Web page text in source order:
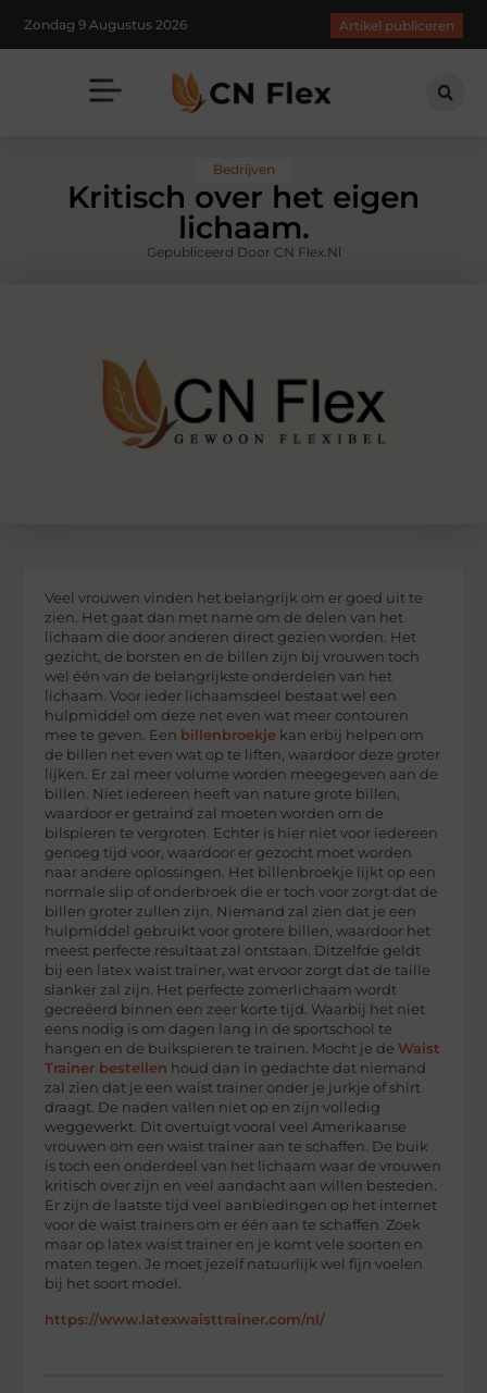
Zondag 9 Augustus 2026 Artikel publiceren
Bedrijven
Kritisch over het eigen
lichaam.
Gepubliceerd Door CN Flex.nl
Veel vrouwen vinden het belangrijk om er goed uit te
zien. Het gaat dan met name om de delen van het
lichaam die door anderen direct gezien worden. Het
gezicht, de borsten en de billen zijn bij vrouwen toch
wel één van de belangrijkste onderdelen van het
lichaam. Voor ieder lichaamsdeel bestaat wel een
hulpmiddel om deze net even wat meer contouren
mee te geven. Een billenbroekje kan erbij helpen om
de billen net even wat op te liften, waardoor deze groter
lijken. Er zal meer volume worden meegegeven aan de
billen. Niet iedereen heeft van nature grote billen,
waardoor er getraind zal moeten worden om de
bilspieren te vergroten. Echter is hier niet voor iedereen
genoeg tijd voor, waardoor er gezocht moet worden
naar andere oplossingen. Het billenbroekje lijkt op een
normale slip of onderbroek die er toch voor zorgt dat de
billen groter zullen zijn. Niemand zal zien dat je een
hulpmiddel gebruikt voor grotere billen, waardoor het
meest perfecte resultaat zal ontstaan. Ditzelfde geldt
bij een latex waist trainer, wat ervoor zorgt dat de taille
slanker zal zijn. Het perfecte zomerlichaam wordt
gecreëerd binnen een zeer korte tijd. Waarbij het niet
eens nodig is om dagen lang in de sportschool te
hangen en de buikspieren te trainen. Mocht je deWaist
Trainer bestellen houd dan in gedachte dat niemand
zal zien dat je een waist trainer onder je jurkje of shirt
draagt. De naden vallen niet op en zijn volledig
weggewerkt. Dit overtuigt vooral veel Amerikaanse
vrouwen om een waist trainer aan te schaffen. De buik
is toch een onderdeel van het lichaam waar de vrouwen
kritisch over zijn en veel aandacht aan willen besteden.
Er zijn de laatste tijd veel aanbiedingen op het internet
voor de waist trainers om er één aan te schaffen. Zoek
maar op latex waist trainer en je komt vele soorten en
maten tegen. Je moet jezelf natuurlijk wel fijn voelen
bij het soort model.
https://www.latexwaisttrainer.com/nl/